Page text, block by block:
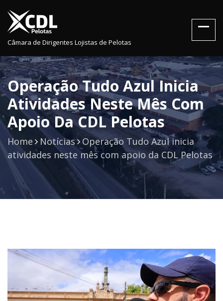
Câmara de Dirigentes Lojistas de Pelotas
Operação Tudo Azul Inicia
Atividades Neste Mês Com
Apoio Da CDL Pelotas
Home Notícias
Operação Tudo Azul inicia
atividades neste mês com apoio da CDL Pelotas